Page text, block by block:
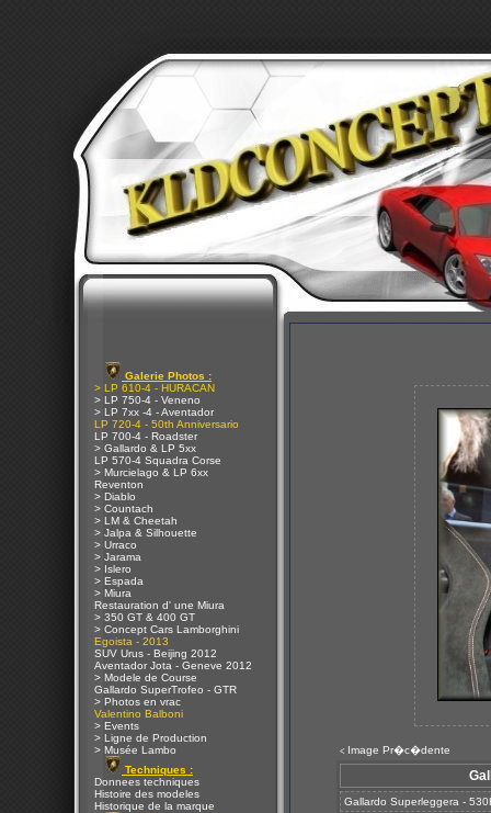
Galerie Photos :
> LP 610-4 - HURACAN
> LP 750-4 - Veneno
> LP 7xx -4 - Aventador
LP 720-4 - 50th Anniversario
LP 700-4 - Roadster
> Gallardo & LP 5xx
LP 570-4 Squadra Corse
> Murcielago & LP 6xx
Reventon
> Diablo
> Countach
> LM & Cheetah
> Jalpa & Silhouette
> Urraco
> Jarama
> Islero
> Espada
> Miura
Restauration d' une Miura
> 350 GT & 400 GT
> Concept Cars Lamborghini
Egoista - 2013
SUV Urus - Beijing 2012
Aventador Jota - Geneve 2012
> Modele de Course
Gallardo SuperTrofeo - GTR
> Photos en vrac
Valentino Balboni
> Events
> Ligne de Production
> Musée Lambo
Techniques :
Donnees techniques
Histoire des modeles
Historique de la marque
< Image Pr�c�dente
Gallardo Superleggera -